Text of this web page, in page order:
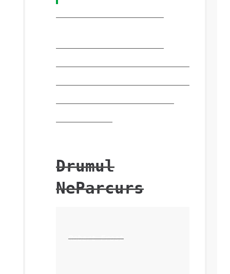
Etichetă preformatată
Această etichetă este
pentru păstrarea spațiilor
albe așa cum sunt tastate,
cum ar fi în poezie sau
artă ASCII.
Drumul
NeParcurs
Robert Frost